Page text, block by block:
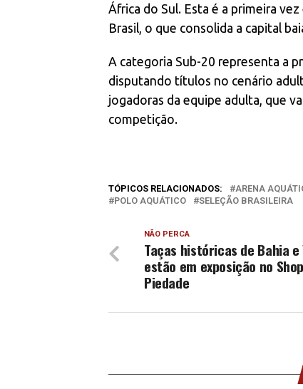
África do Sul. Esta é a primeira
Brasil, o que consolida a capital
A categoria Sub-20 representa a
disputando títulos no cenário
jogadoras da equipe adulta, que
competição.
TÓPICOS RELACIONADOS: ARENA
POLO AQUÁTICO
SELEÇÃO BRASILEIRA
NÃO PERCA
Taças históricas de Bahia
estão em exposição no
Piedade